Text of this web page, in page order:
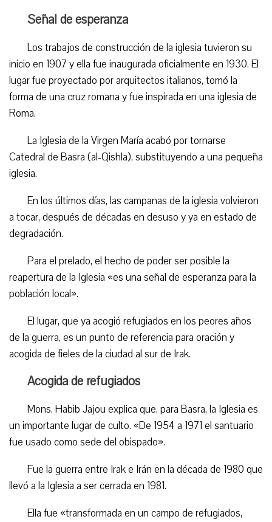
Señal de esperanza
Los trabajos de construcción de la iglesia tuvieron su
inicio en 1907 y ella fue inaugurada oficialmente en 1930. El
lugar fue proyectado por arquitectos italianos, tomó la
forma de una cruz romana y fue inspirada en una iglesia de
Roma.
La Iglesia de la Virgen María acabó por tornarse
Catedral de Basra (al-Qishla), substituyendo a una pequeña
iglesia.
En los últimos días, las campanas de la iglesia volvieron
a tocar, después de décadas en desuso y ya en estado de
degradación.
Para el prelado, el hecho de poder ser posible la
reapertura de la Iglesia «es una señal de esperanza para la
población local».
El lugar, que ya acogió refugiados en los peores años
de la guerra, es un punto de referencia para oración y
acogida de fieles de la ciudad al sur de Irak.
Acogida de refugiados
Mons. Habib Jajou explica que, para Basra, la Iglesia es
un importante lugar de culto. «De 1954 a 1971 el santuario
fue usado como sede del obispado».
Fue la guerra entre Irak e Irán en la década de 1980 que
llevó a la Iglesia a ser cerrada en 1981.
Ella fue «transformada en un campo de refugiados,